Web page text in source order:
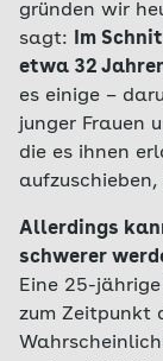
gründen wir
sagt:
Im
etwa 32
es einige –
junger Frauen
die es ihnen
Allerdings
schwerer
Eine 25-
zum Zeitpunkt